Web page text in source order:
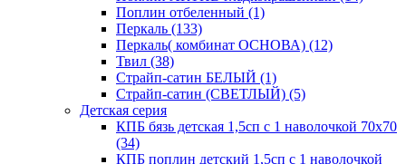
Поплин отбеленный (1)
Перкаль (133)
Перкаль( комбинат ОСНОВА) (12)
Твил (38)
Страйп-сатин БЕЛЫЙ (1)
Страйп-сатин (СВЕТЛЫЙ) (5)
Детская серия
КПБ бязь детская 1,5сп с 1 наволочкой 70х70
(34)
КПБ поплин детский 1,5сп с 1 наволочкой